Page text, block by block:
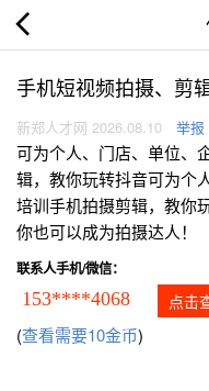
手机短视频拍摄、剪
新郑人才网 2026.08.10 举报
可为个人、门店、单位、
辑，教你玩转抖音可为个
培训手机拍摄剪辑，教你
你也可以成为拍摄达人！
联系人手机/微信：
153****4068 点击
(查看需要10金币)